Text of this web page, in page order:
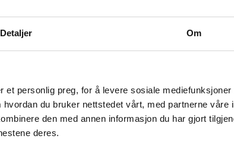
Detaljer Om
personlig preg, for å levere sosiale mediefunksjoner
du bruker nettstedet vårt, med partnerne våre
den med annen informasjon du har gjort
deres.